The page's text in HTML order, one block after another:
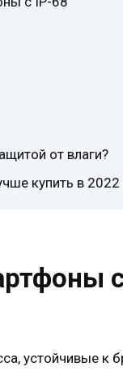
от влаги?
купить в 2022
устойчивые к